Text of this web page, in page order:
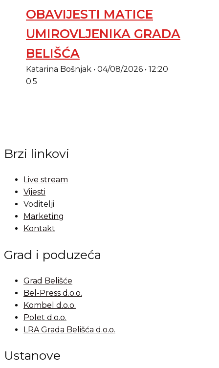
OBAVIJESTI MATICE
UMIROVLJENIKA GRADA
BELIŠĆA
Katarina Bošnjak 04/08/2026 12:20
Brzi linkovi
Live stream
Vijesti
Voditelji
Marketing
Kontakt
Grad i poduzeća
Grad Belišće
Bel-Press d.o.o.
Kombel d.o.o.
Polet d.o.o.
LRA Grada Belišća d.o.o.
Ustanove